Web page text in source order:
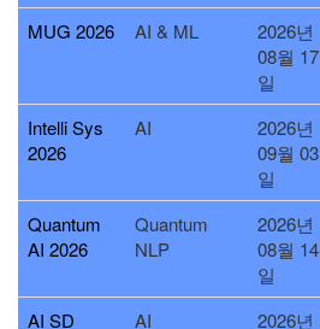
MUG 2026 AI & ML
2026년
08월 17
일
Intelli Sys
2026
AI
2026년
09월 03
일
Quantum
AI 2026
Quantum
NLP
2026년
08월 14
일
AI SD
AI
2026년